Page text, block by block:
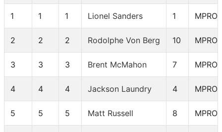
1 1 1 Lionel Sanders 1 MPRO
2 2 2 Rodolphe Von Berg 10 MPRO
3 3 3 Brent McMahon 7 MPRO
4 4 4 Jackson Laundry 4 MPRO
5 5 5 Matt Russell 8 MPRO